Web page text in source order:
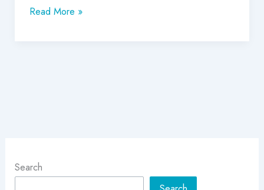
Read More »
Search